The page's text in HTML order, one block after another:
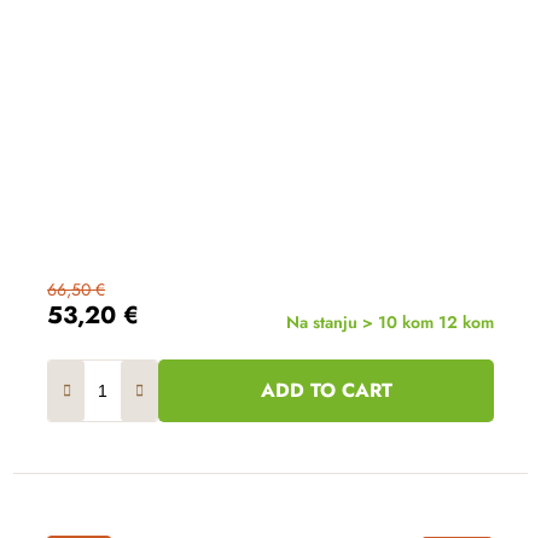
53,20 €
66,50 €
Na stanju > 10 kom 12 kom
ADD TO CART